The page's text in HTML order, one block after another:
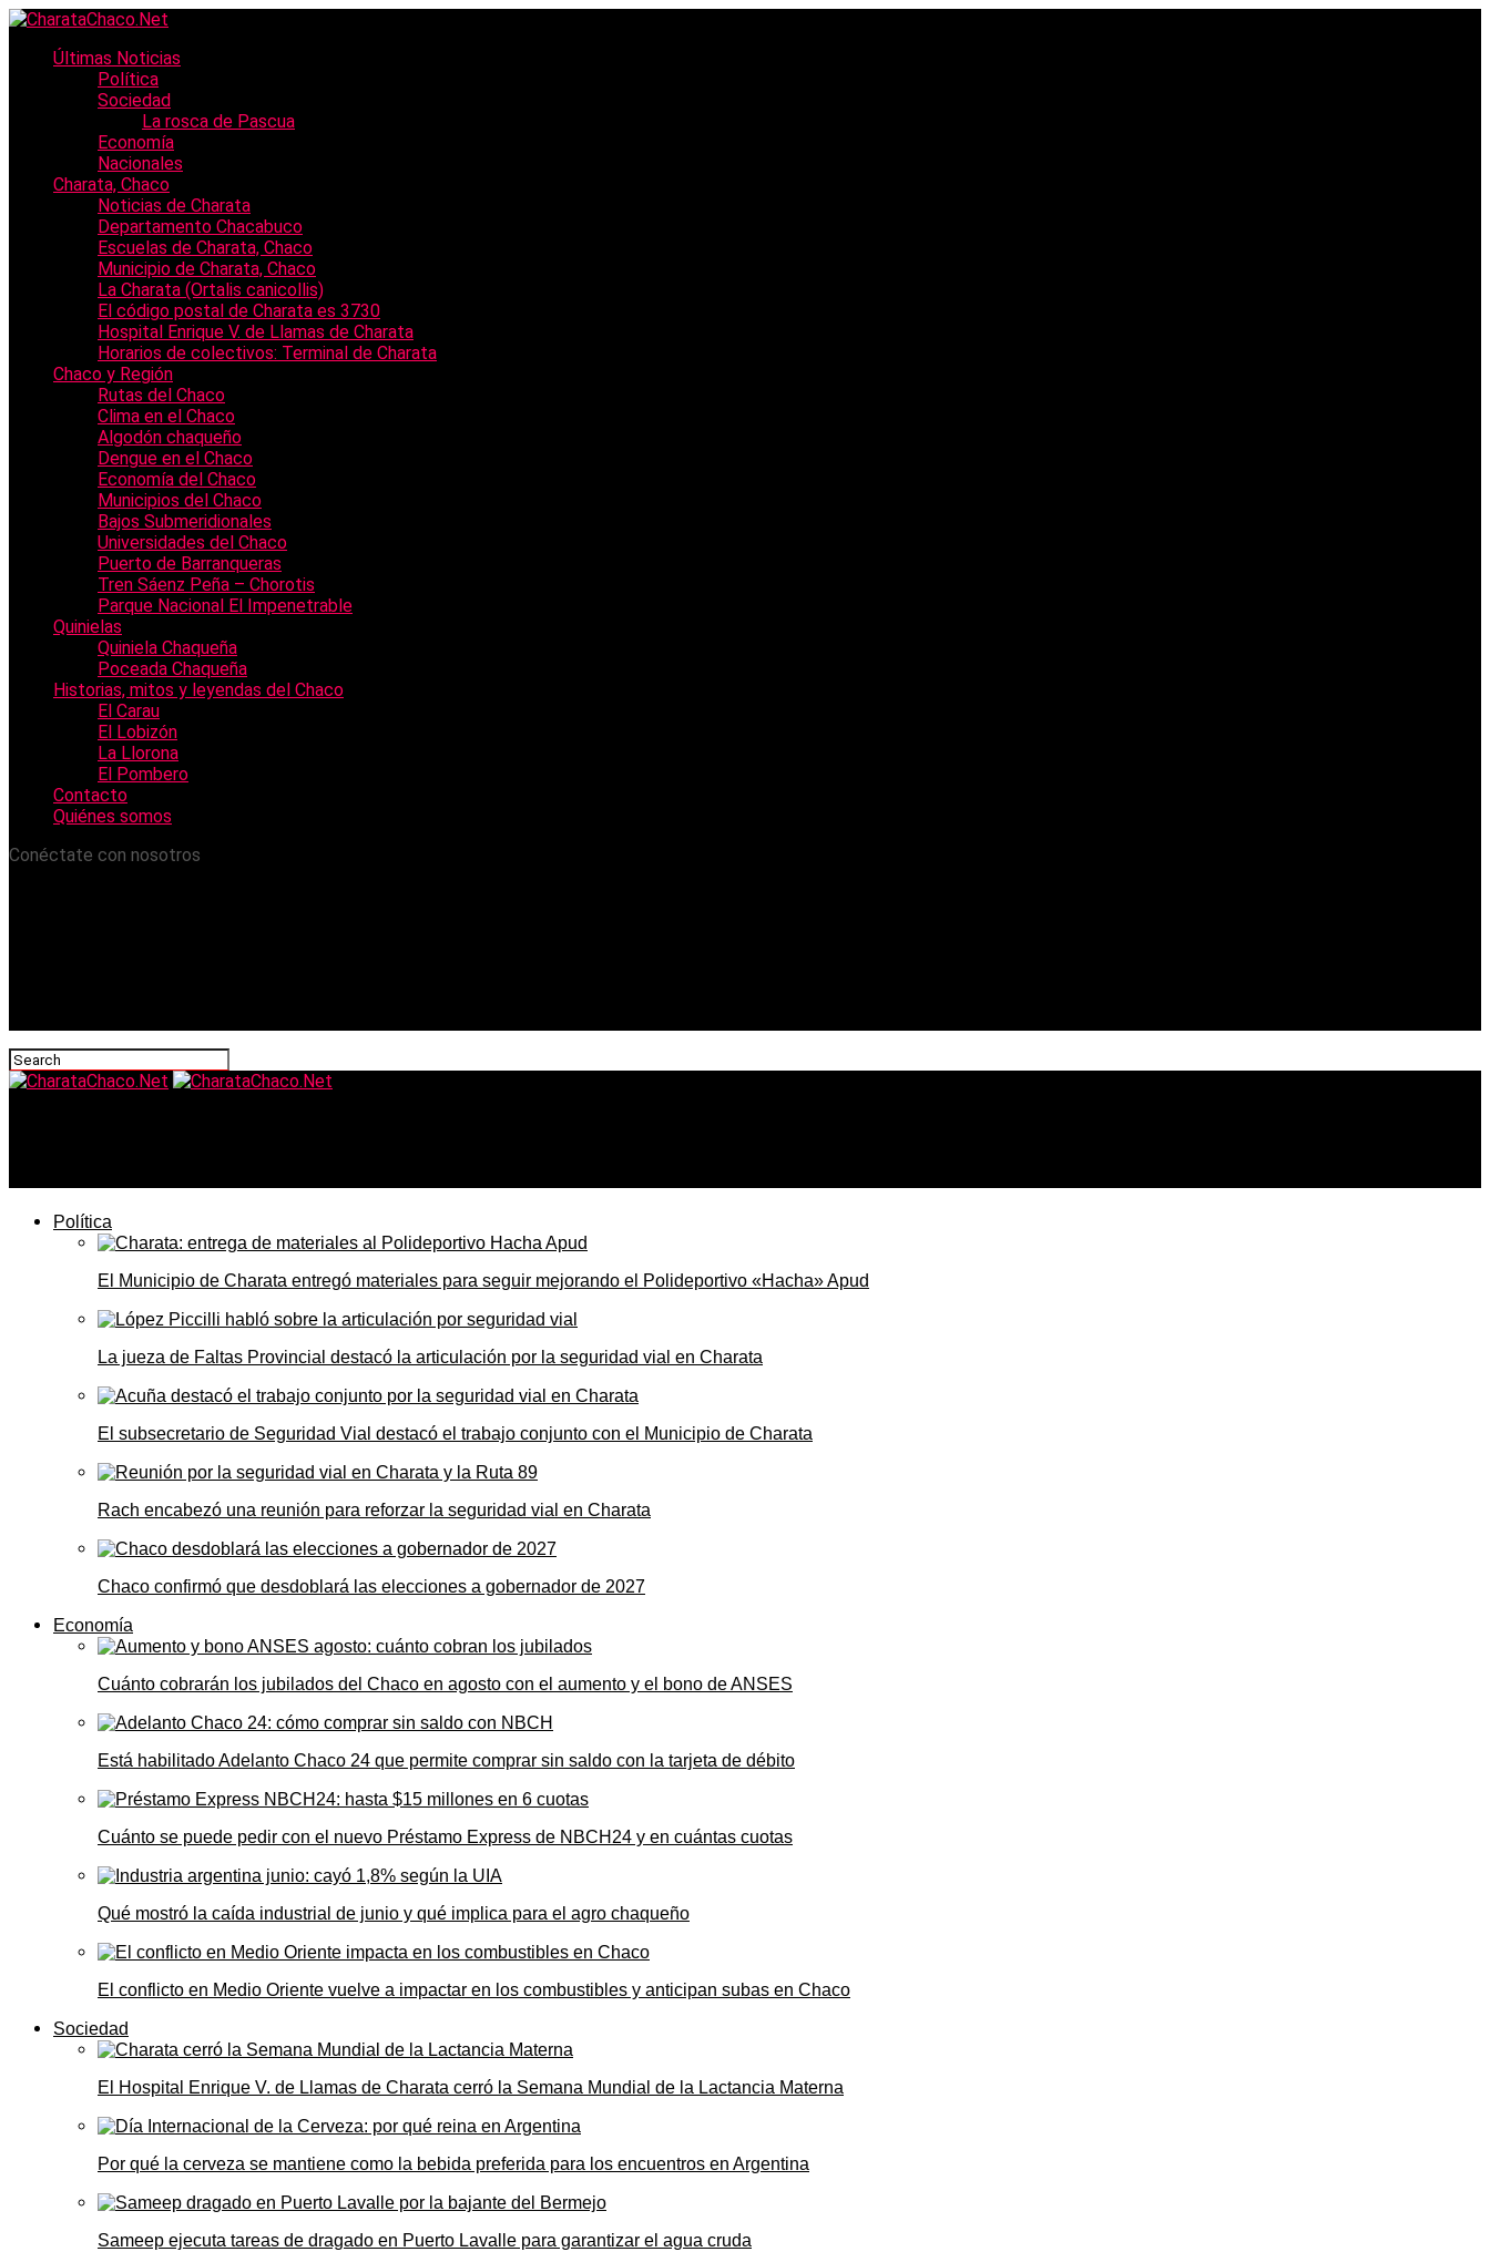
Últimas Noticias
Política
Sociedad
La rosca de Pascua
Economía
Nacionales
Charata, Chaco
Noticias de Charata
Departamento Chacabuco
Escuelas de Charata, Chaco
Municipio de Charata, Chaco
La Charata (Ortalis canicollis)
El código postal de Charata es 3730
Hospital Enrique V. de Llamas de Charata
Horarios de colectivos: Terminal de Charata
Chaco y Región
Rutas del Chaco
Clima en el Chaco
Algodón chaqueño
Dengue en el Chaco
Economía del Chaco
Municipios del Chaco
Bajos Submeridionales
Universidades del Chaco
Puerto de Barranqueras
Tren Sáenz Peña – Chorotis
Parque Nacional El Impenetrable
Quinielas
Quiniela Chaqueña
Poceada Chaqueña
Historias, mitos y leyendas del Chaco
El Carau
El Lobizón
La Llorona
El Pombero
Contacto
Quiénes somos
Conéctate con nosotros
Política
El Municipio de Charata entregó materiales para seguir mejorando el Polideportivo «Hacha» Apud
La jueza de Faltas Provincial destacó la articulación por la seguridad vial en Charata
El subsecretario de Seguridad Vial destacó el trabajo conjunto con el Municipio de Charata
Rach encabezó una reunión para reforzar la seguridad vial en Charata
Chaco confirmó que desdoblará las elecciones a gobernador de 2027
Economía
Cuánto cobrarán los jubilados del Chaco en agosto con el aumento y el bono de ANSES
Está habilitado Adelanto Chaco 24 que permite comprar sin saldo con la tarjeta de débito
Cuánto se puede pedir con el nuevo Préstamo Express de NBCH24 y en cuántas cuotas
Qué mostró la caída industrial de junio y qué implica para el agro chaqueño
El conflicto en Medio Oriente vuelve a impactar en los combustibles y anticipan subas en Chaco
Sociedad
El Hospital Enrique V. de Llamas de Charata cerró la Semana Mundial de la Lactancia Materna
Por qué la cerveza se mantiene como la bebida preferida para los encuentros en Argentina
Sameep ejecuta tareas de dragado en Puerto Lavalle para garantizar el agua cruda